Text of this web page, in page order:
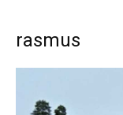
rasmus